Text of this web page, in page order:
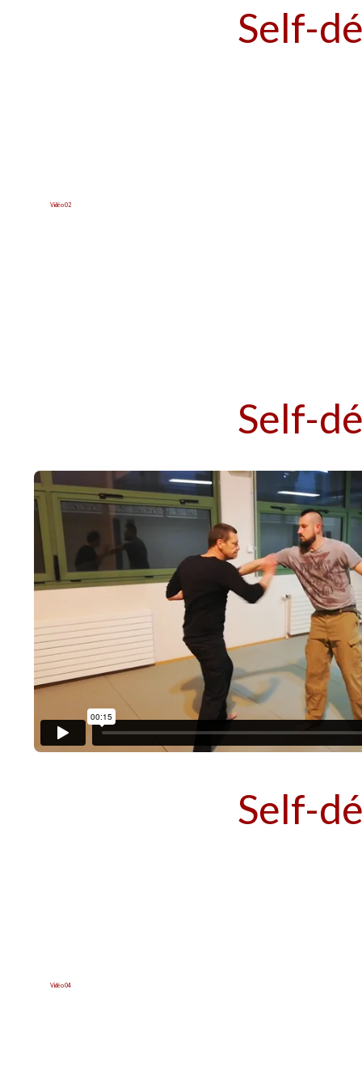
Self-
Vidéo 02
Self-
Self-
Vidéo 04